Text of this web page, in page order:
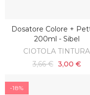
AGGIUNGI AL
Dosatore Colore +
200ml - Sibel
CIOTOLA TINTURA
3,66 € 3,00 €
-18%